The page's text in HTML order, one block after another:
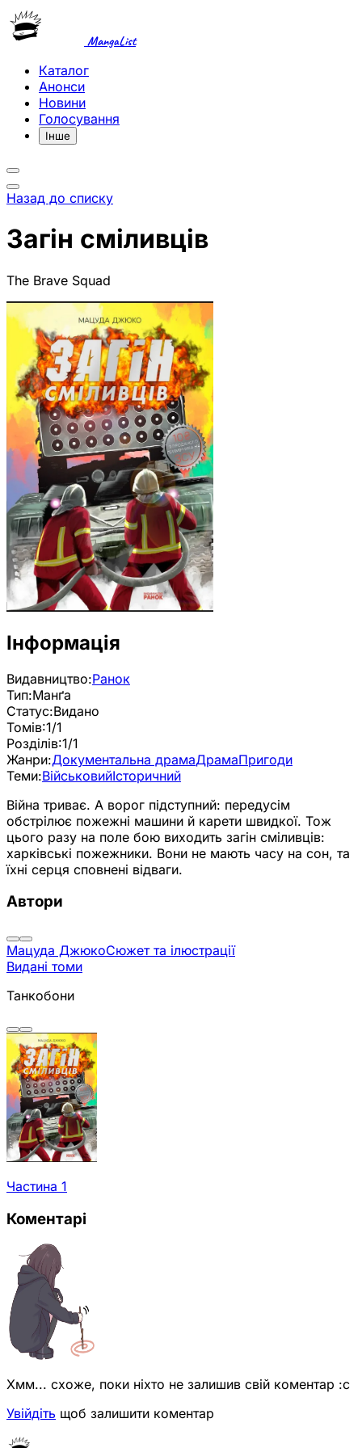
MangaList
Каталог
Анонси
Новини
Голосування
Інше
Назад до списку
Загін сміливців
The Brave Squad
Інформація
Видавництво:Ранок
Тип:Манґа
Статус:Видано
Томів:1/1
Розділів:1/1
Жанри:Документальна драмаДрамаПригоди
Теми:ВійськовийІсторичний
Війна триває. А ворог підступний: передусім
обстрілює пожежні машини й карети швидкої. Тож
цього разу на поле бою виходить загін сміливців:
харківські пожежники. Вони не мають часу на сон, та
їхні серця сповнені відваги.
Автори
Мацуда ДжюкоСюжет та ілюстрації
Видані томи
Танкобони
Частина 1
Коментарі
Хмм... схоже, поки ніхто не залишив свій коментар :с
Увійдіть щоб залишити коментар